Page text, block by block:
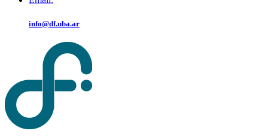
info@df.uba.ar